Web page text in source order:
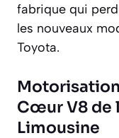
fabrique qui
les nouveaux
Toyota.
Cœur V8 de
Limousine